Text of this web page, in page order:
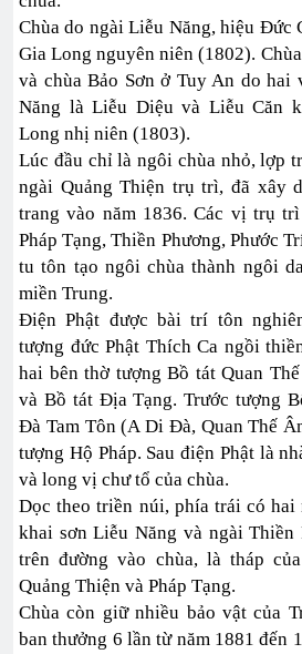
Chùa do ngài Liễu Năng, hiệu Đức
Gia Long nguyên niên (1802).
và chùa Bảo Sơn ở Tuy An do hai
Năng là Liễu Diệu và Liễu Căn
Long nhị niên (1803).
Lúc đầu chỉ là ngôi chùa nhỏ, lợp
ngài Quảng Thiện trụ trì, đã xây
trang vào năm 1836. Các vị trụ
Pháp Tạng, Thiền Phương, Phước
tu tôn tạo ngôi chùa thành ngôi
miền Trung.
Điện Phật được bài trí tôn
tượng đức Phật Thích Ca ngồi
hai bên thờ tượng Bồ tát Quan
và Bồ tát Địa Tạng. Trước tượng
Đà Tam Tôn (A Di Đà, Quan Thế
tượng Hộ Pháp. Sau điện Phật là
và long vị chư tổ của chùa.
Dọc theo triền núi, phía trái có hai
khai sơn Liễu Năng và ngài Thiền
trên đường vào chùa, là tháp
Quảng Thiện và Pháp Tạng.
Chùa còn giữ nhiều bảo vật của
ban thưởng 6 lần từ năm 1881 đến